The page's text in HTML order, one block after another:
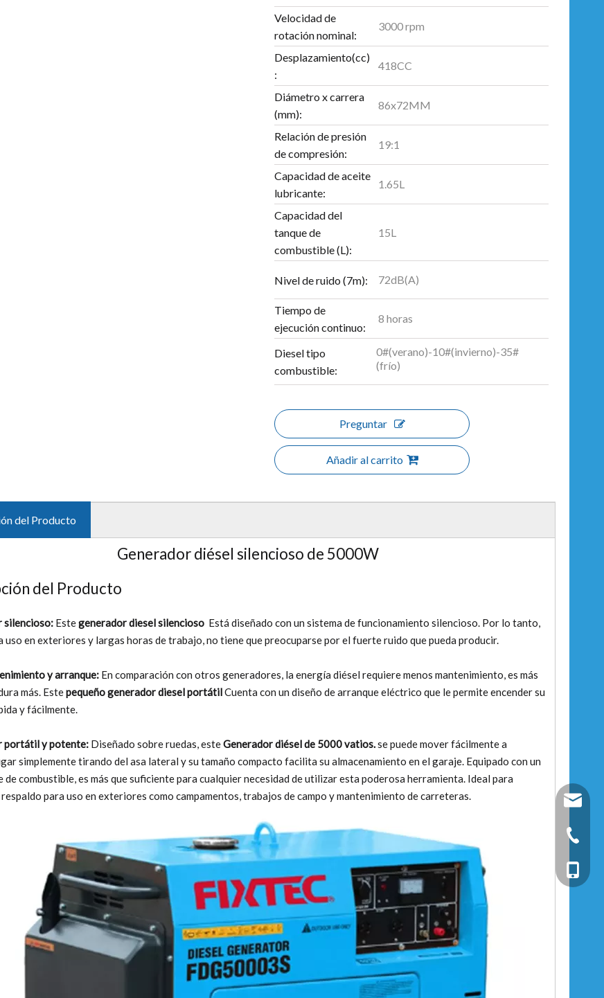
Velocidad de
rotación nominal:
3000 rpm
Desplazamiento(cc)
:
418CC
Diámetro x carrera
(mm):
86x72MM
Relación de presión
de compresión:
19:1
Capacidad de aceite
lubricante:
1.65L
Capacidad del
tanque de
combustible (L):
15L
Nivel de ruido (7m): 72dB(A)
Tiempo de
ejecución continuo:
8 horas
Diesel tipo
combustible:
0#(verano)-10#(invierno)-35#
(frío)
Preguntar
Añadir al carrito
del Producto
Generador diésel silencioso de 5000W
del Producto
silencioso: Estegenerador diesel silencioso Está diseñado con un sistema de funcionamiento silencioso. Por lo tanto,
uso en exteriores y largas horas de trabajo, no tiene que preocuparse por el fuerte ruido que pueda producir.
y arranque: En comparación con otros generadores, la energía diésel requiere menos mantenimiento, es más
más. Estepequeño generador diesel portátilCuenta con un diseño de arranque eléctrico que le permite encender su
y fácilmente.
portátil y potente: Diseñado sobre ruedas, esteGenerador diésel de 5000 vatios.se puede mover fácilmente a
simplemente tirando del asa lateral y su tamaño compacto facilita su almacenamiento en el garaje. Equipado con un
de combustible, es más que suficiente para cualquier necesidad de utilizar esta poderosa herramienta. Ideal para
para uso en exteriores como campamentos, trabajos de campo y mantenimiento de carreteras.
+86-25-